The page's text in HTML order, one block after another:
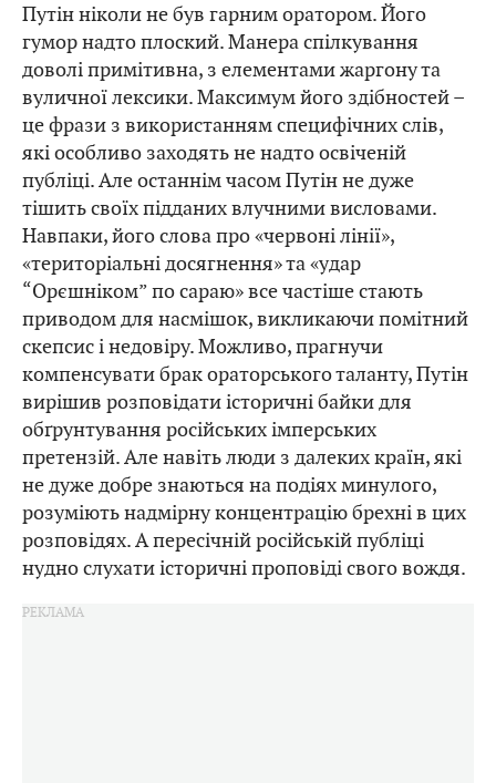
Путін ніколи не був гарним оратором. Його
гумор надто плоский. Манера спілкування
доволі примітивна, з елементами жаргону та
вуличної лексики. Максимум його здібностей –
це фрази з використанням специфічних слів,
які особливо заходять не надто освіченій
публіці. Але останнім часом Путін не дуже
тішить своїх підданих влучними висловами.
Навпаки, його слова про «червоні лінії»,
«територіальні досягнення» та «удар
“Орєшніком” по сараю» все частіше стають
приводом для насмішок, викликаючи помітний
скепсис і недовіру. Можливо, прагнучи
компенсувати брак ораторського таланту, Путін
вирішив розповідати історичні байки для
обґрунтування російських імперських
претензій. Але навіть люди з далеких країн, які
не дуже добре знаються на подіях минулого,
розуміють надмірну концентрацію брехні в цих
розповідях. А пересічній російській публіці
нудно слухати історичні проповіді свого вождя.